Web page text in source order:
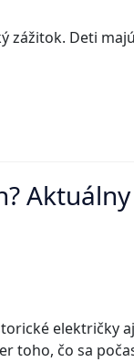
zážitok. Deti
električky
toho, čo sa